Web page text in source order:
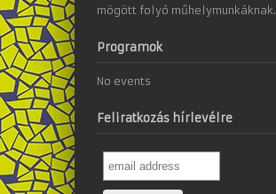
mögött folyó műhelymunkáknak.
Programok
No events
Feliratkozás hírlevélre